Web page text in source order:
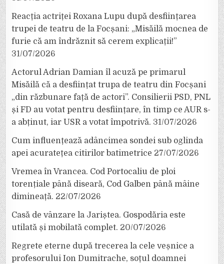
Reacția actriței Roxana Lupu după desființarea
trupei de teatru de la Focșani: „Misăilă mocnea de
furie că am îndrăznit să cerem explicații!”
31/07/2026
Actorul Adrian Damian îl acuză pe primarul
Misăilă că a desființat trupa de teatru din Focșani
„din răzbunare față de actori”. Consilierii PSD, PNL
și FD au votat pentru desființare, în timp ce AUR s-
a abținut, iar USR a votat împotrivă. 31/07/2026
Cum influențează adâncimea sondei sub oglinda
apei acuratețea citirilor batimetrice 27/07/2026
Vremea în Vrancea. Cod Portocaliu de ploi
torențiale până diseară, Cod Galben până mâine
dimineață. 22/07/2026
Casă de vânzare la Jariștea. Gospodăria este
utilată și mobilată complet. 20/07/2026
Regrete eterne după trecerea la cele veșnice a
profesorului Ion Dumitrache, soțul doamnei